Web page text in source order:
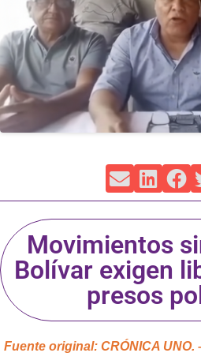
Movimientos
Bolívar exigen
presos
Fuente original: CRÓNICA UNO.